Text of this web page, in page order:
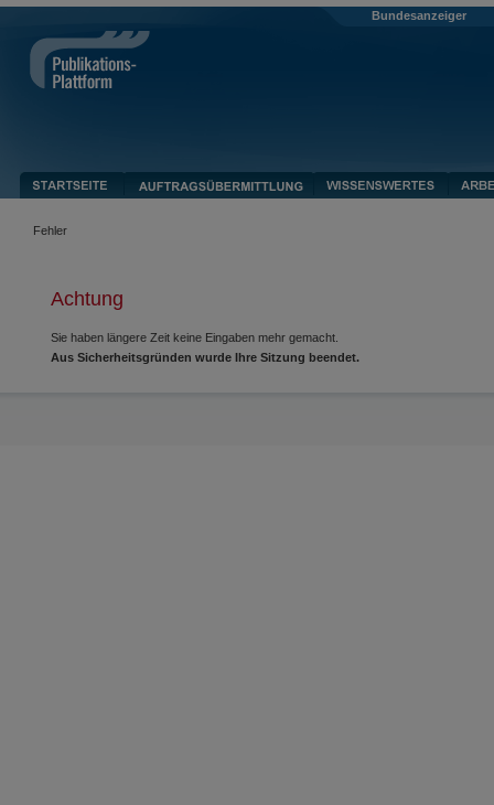
Bundesanzeiger
Fehler
Achtung
Sie haben längere Zeit keine Eingaben mehr gemacht.
Aus Sicherheitsgründen wurde Ihre Sitzung beendet.